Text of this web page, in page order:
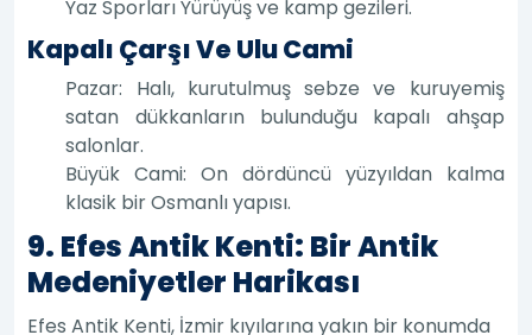
Yaz Sporları Yürüyüş ve kamp gezileri.
Kapalı Çarşı Ve Ulu Cami
Pazar: Halı, kurutulmuş sebze ve kuruyemiş
satan dükkanların bulunduğu kapalı ahşap
salonlar.
Büyük Cami: On dördüncü yüzyıldan kalma
klasik bir Osmanlı yapısı.
9. Efes Antik Kenti: Bir Antik
Medeniyetler Harikası
Efes Antik Kenti, İzmir kıyılarına yakın bir konumda